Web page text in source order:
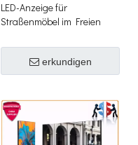
LED-Anzeige für
Straßenmöbel im Freien
Signage
erkundigen